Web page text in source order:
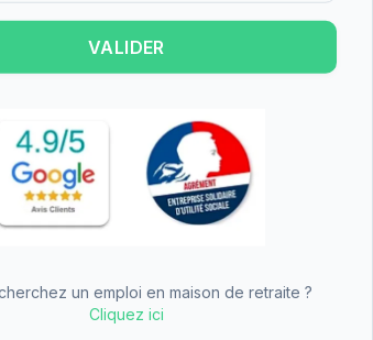
familles, que ce soit pour un
à taille humaine.
2 chambres doubles, offrant
de petite taille
du tarif dépendance
VALIDER
un emploi en maison de retraite ?
Cliquez ici